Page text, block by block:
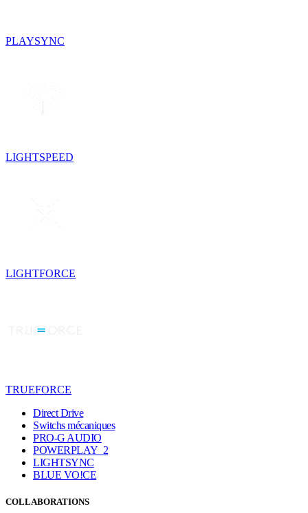
PLAYSYNC
LIGHTSPEED
LIGHTFORCE
TRUEFORCE
Direct Drive
Switchs mécaniques
PRO-G AUDIO
POWERPLAY 2
LIGHTSYNC
BLUE VO!CE
COLLABORATIONS